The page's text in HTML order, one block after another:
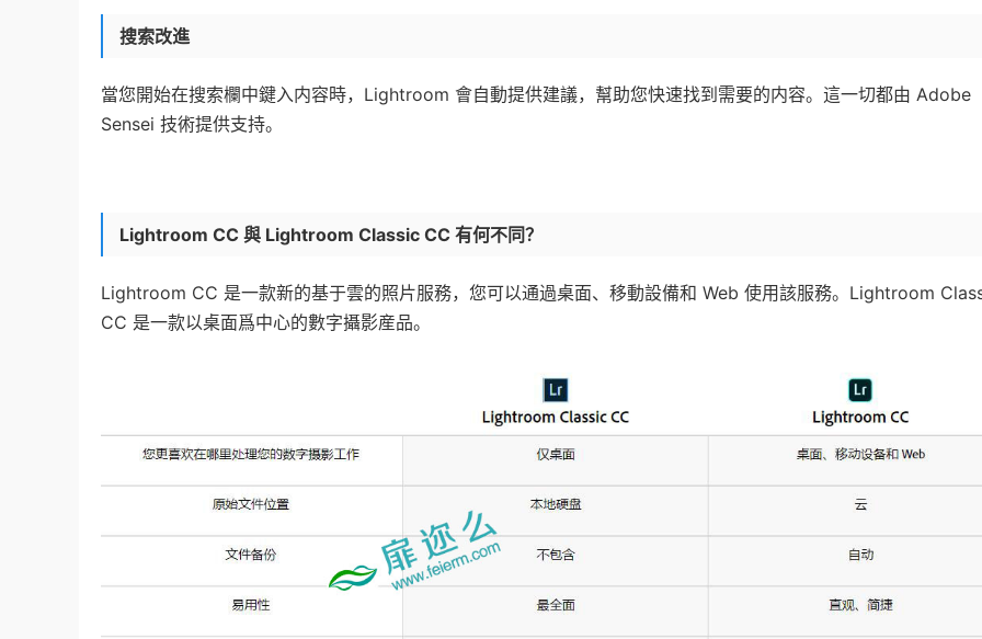
搜索改進
當您開始在搜索欄中鍵入内容時，Lightroom 會自動提供建議，幫助您快速找到需要的内容。這一切都由 Adobe
Sensei 技術提供支持。
Lightroom CC 與 Lightroom Classic CC 有何不同？
Lightroom CC 是一款新的基于雲的照片服務，您可以通過桌面、移動設備和 Web 使用該服務。Lightroom
CC 是一款以桌面爲中心的數字攝影産品。